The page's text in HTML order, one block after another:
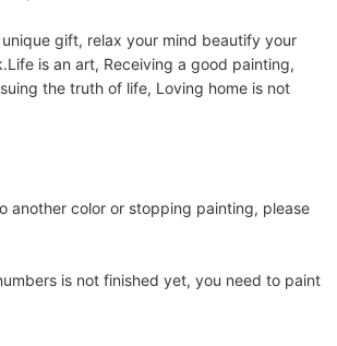
gift, relax your mind beautify your
is an art, Receiving a good painting,
the truth of life, Loving home is not
another color or stopping painting, please
is not finished yet, you need to paint